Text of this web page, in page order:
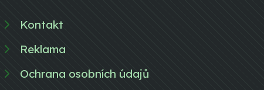
Kontakt
Reklama
Ochrana osobních údajů